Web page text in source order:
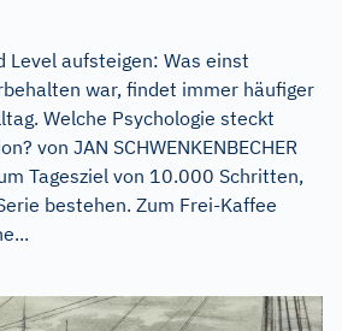
Level aufsteigen: Was einst
war, findet immer häufiger
Welche Psychologie steckt
von JAN SCHWENKENBECHER
Tagesziel von 10.000 Schritten,
bestehen. Zum Frei-Kaffee